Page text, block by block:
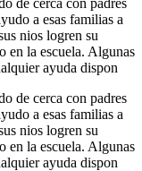
de cerca con padres
a esas familias a
nios logren su
en la escuela. Algunas
ayuda dispon
de cerca con padres
a esas familias a
nios logren su
en la escuela. Algunas
ayuda dispon